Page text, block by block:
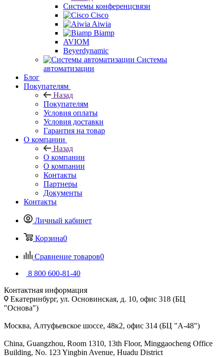
Системы конференцсвязи
Cisco
Aiwia
Biamp
AVIOM
Beyerdynamic
Системы
автоматизации
Блог
Покупателям
Назад
Покупателям
Условия оплаты
Условия доставки
Гарантия на товар
О компании
Назад
О компании
О компании
Контакты
Партнеры
Документы
Контакты
Личный кабинет
Корзина0
Сравнение товаров0
8 800 600-81-40
Контактная информация
Екатеринбург, ул. Основинская, д. 10, офис 318 (БЦ
"Основа")
Москва, Алтуфьевское шоссе, 48к2, офис 314 (БЦ "А-48")
China, Guangzhou, Room 1310, 13th Floor, Minggaocheng Office
Building, No. 123 Yingbin Avenue, Huadu District